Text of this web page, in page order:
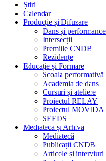
Știri
Calendar
Producție și Difuzare
Dans și performance
Intersecții
Premiile CNDB
Rezidențe
Educație și Formare
Școala performativă
Academia de dans
Cursuri și ateliere
Proiectul RELAY
Proiectul MOVIDA
SEEDS
Mediatecă și Arhivă
Mediatecă
Publicații CNDB
Articole și interviuri